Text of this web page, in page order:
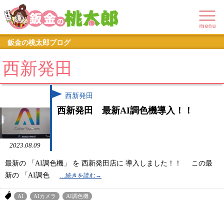
鈑金の桃太郎ブログ
西新発田
2023.08.09
西新発田
西新発田 最新AI調色機導入！！
最新の 「AI調色機」 を 西新発田店に 導入しました！！ この最
新の 「AI調色
AI AIカメラ AI調色機